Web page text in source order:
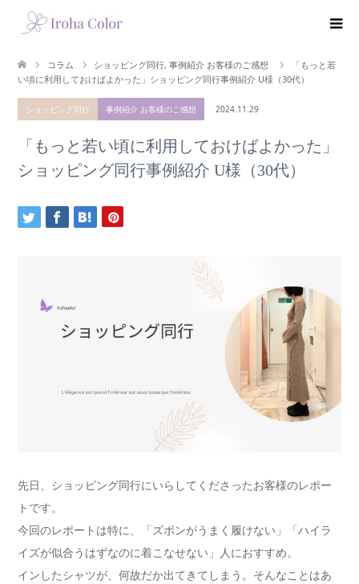
コラム ショッピング同行, 事例紹介 お客様のご感想
「もっと若
い頃に利用しておけばよかった」ショッピング同行事例紹介 U様（30代）
ショッピング同行 事例紹介 お客様のご感想 2024.11.29
「もっと若い頃に利用しておけばよかった」
ショッピング同行事例紹介 U様（30代）
先日、ショッピング同行にいらしてくださったお客様のレポー
トです。
今回のレポートは特に、「ズボンがうまく履けない」「ハイラ
イズが似合うはずなのに着こなせない」人におすすめ。
インしたシャツが、何故だか出てきてしまう。そんなことはあ